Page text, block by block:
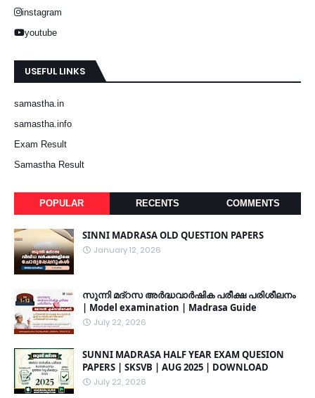
instagram
youtube
USEFUL LINKS
samastha.in
samastha.info
Exam Result
Samastha Result
POPULAR RECENTS COMMENTS
SINNI MADRASA OLD QUESTION PAPERS
January 12, 2026
സുന്നി മദ്റസ അർദ്ധവാർഷിക പരീക്ഷ പരിശീലനം
| Model examination | Madrasa Guide
July 22, 2026
SUNNI MADRASA HALF YEAR EXAM QUESION
PAPERS | SKSVB | AUG 2025 | DOWNLOAD
July 22, 2026